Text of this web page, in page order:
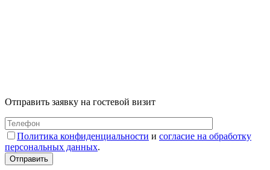
Отправить заявку на гостевой визит
Политика конфиденциальности и согласие на обработку
персональных данных.